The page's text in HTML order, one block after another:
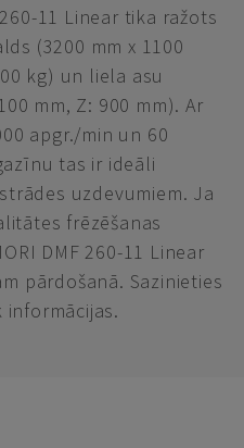
11 Linear tika ražots
(3200 mm x 1100
kg) un liela asu
mm, Z: 900 mm). Ar
apgr./min un 60
tas ir ideāli
uzdevumiem. Ja
frēzēšanas
DMF 260-11 Linear
pārdošanā. Sazinieties